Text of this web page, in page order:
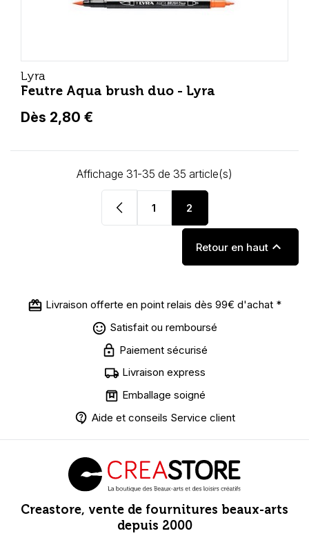
Lyra
Feutre Aqua brush duo - Lyra
Dès 2,80 €
Affichage 31-35 de 35 article(s)
keyboard_arrow_left 1 2
Retour en haut 
Livraison offerte en point relais dès 99€ d'achat *
Satisfait ou remboursé
Paiement sécurisé
Livraison express
Emballage soigné
Aide et conseils Service client
Creastore, vente de fournitures beaux-arts
depuis 2000